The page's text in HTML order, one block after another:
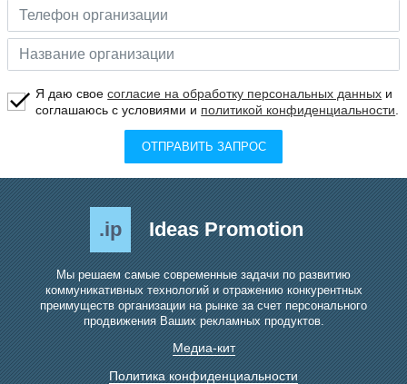
Я даю своесогласие на обработку персональных данных и
соглашаюсь с условиями и политикой конфиденциальности
ОТПРАВИТЬ ЗАПРОС
.ip Ideas Promotion
Мы решаем самые современные задачи по развитию
коммуникативных технологий и отражению конкурентных
преимуществ организации на рынке за счет персонального
продвижения Ваших рекламных продуктов.
Медиа-кит
Политика конфиденциальности